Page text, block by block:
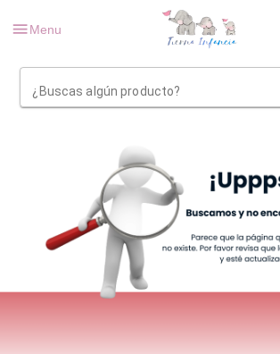
Menu
¿Buscas algún producto?